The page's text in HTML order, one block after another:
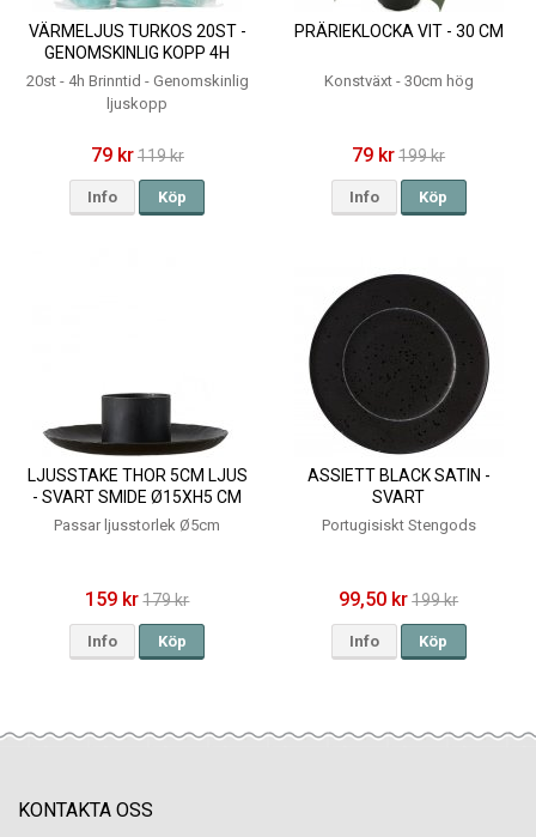
VÄRMELJUS TURKOS 20ST -
GENOMSKINLIG KOPP 4H
20st - 4h Brinntid - Genomskinlig
ljuskopp
79 kr119 kr
Info Köp
PRÄRIEKLOCKA VIT - 30 CM
Konstväxt - 30cm hög
79 kr199 kr
Info Köp
LJUSSTAKE THOR 5CM LJUS
- SVART SMIDE Ø15XH5 CM
Passar ljusstorlek Ø5cm
159 kr 179 kr
Info Köp
ASSIETT BLACK SATIN -
SVART
Portugisiskt Stengods
99,50 kr199 kr
Info Köp
KONTAKTA OSS